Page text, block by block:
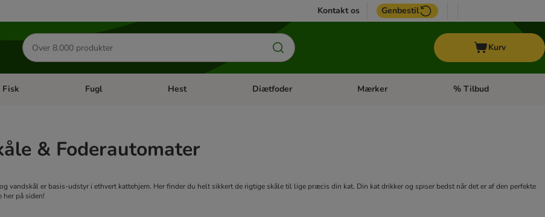
Kontakt os Genbestil
Søg
efter
produkter
Kurv
kategori menu: Gnaver
Fisk Åben kategori menu: Fisk
Fugl Åben kategori menu: Fugl
Hest Åben kategori menu: Hest
Diætfoder Åben kategori menu: Diætfoder
Mærker Åben kategori menu:
% Tilbud
& Foderautomater
vandskål er basis-udstyr i ethvert kattehjem. Her finder du helt sikkert de rigtige skåle til lige præcis din kat. Din kat drikker og spiser bedst når det er af den perfekte
her på siden!